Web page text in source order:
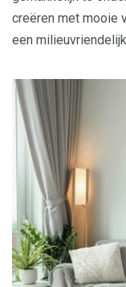
creëren met mooie
een